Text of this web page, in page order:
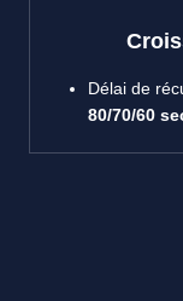
Délai de
80/70/60